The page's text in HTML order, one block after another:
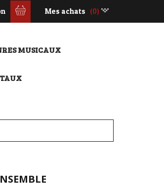
Mes achats (0)
MUSICAUX